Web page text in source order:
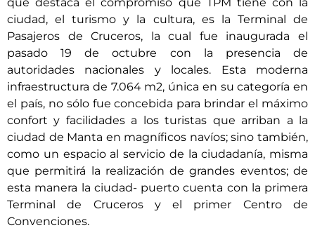
ciudad, el turismo y la cultura, es la Terminal de
Pasajeros de Cruceros, la cual fue inaugurada el
pasado 19 de octubre con la presencia de
autoridades nacionales y locales. Esta moderna
infraestructura de 7.064 m2, única en su categoría en
el país, no sólo fue concebida para brindar el máximo
confort y facilidades a los turistas que arriban a la
ciudad de Manta en magníficos navíos; sino también,
como un espacio al servicio de la ciudadanía, misma
que permitirá la realización de grandes eventos; de
esta manera la ciudad- puerto cuenta con la primera
Terminal de Cruceros y el primer Centro de
Convenciones.